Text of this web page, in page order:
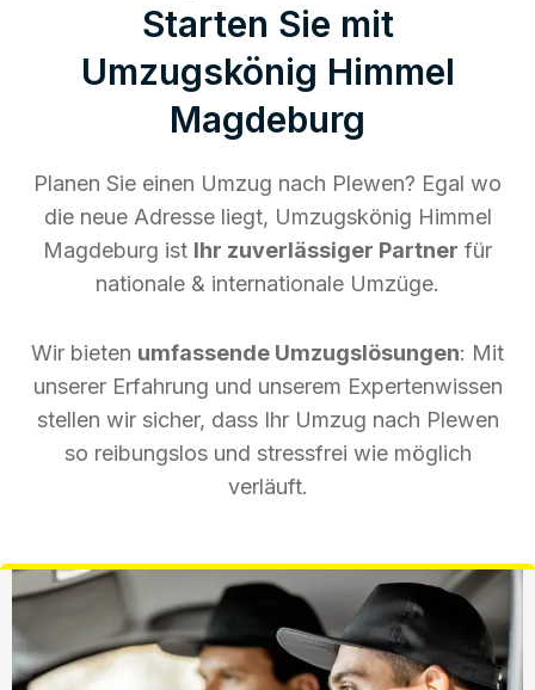
Starten Sie mit
Umzugskönig Himmel
Magdeburg
Planen Sie einen Umzug nach Plewen? Egal wo
die neue Adresse liegt, Umzugskönig Himmel
Magdeburg ist Ihr zuverlässiger Partner für
nationale & internationale Umzüge.
Wir bieten umfassende Umzugslösungen: Mit
unserer Erfahrung und unserem Expertenwissen
stellen wir sicher, dass Ihr Umzug nach Plewen
so reibungslos und stressfrei wie möglich
verläuft.